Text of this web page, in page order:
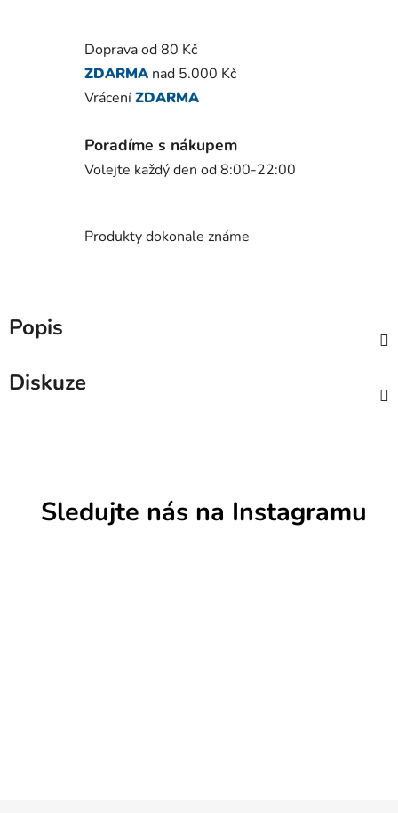
Doprava od 80 Kč
ZDARMA nad 5.000 Kč
VráceníZDARMA
Poradíme s nákupem
Volejte každý den od 8:00-22:00
Produkty dokonale známe
Popis
Diskuze
Sledujte nás na Instagramu